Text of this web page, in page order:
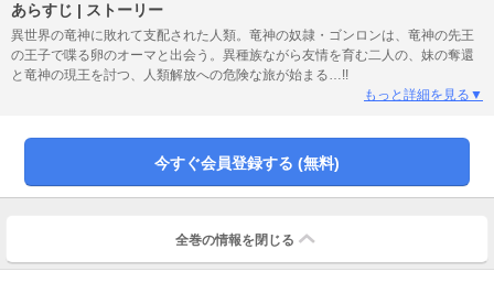
あらすじ | ストーリー
異世界の竜神に敗れて支配された人類。竜神の奴隷・ゴンロンは、竜神の先王
の王子で喋る卵のオーマと出会う。異種族ながら友情を育む二人の、妹の奪還
と竜神の現王を討つ、人類解放への危険な旅が始まる…!!
もっと詳細を見る▼
今すぐ会員登録する (無料)
全巻の情報を 閉じる